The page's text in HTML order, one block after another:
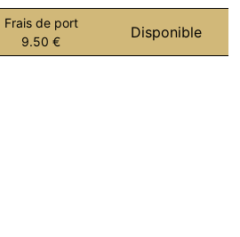
Frais de port
9.50 €
Disponible